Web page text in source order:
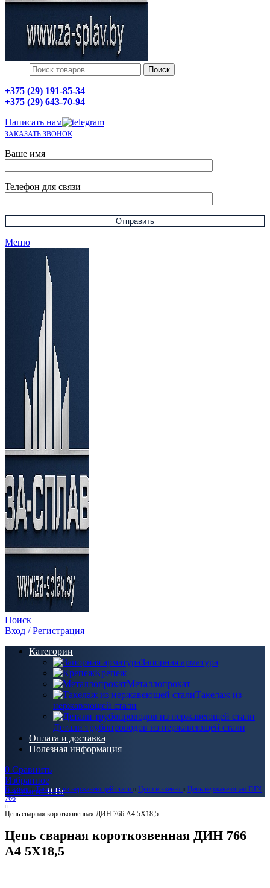
Поиск
+375 (29) 191-85-34
+375 (29) 643-70-94
Написать нам
ЗАКАЗАТЬ ЗВОНОК
Ваше имя
Телефон для связи
Меню
Поиск
Вход / Регистрация
Категории
Запорная арматура
Крепеж
Металлопрокат
Такелаж из
нержавеющей стали
Детали трубопроводов из нержавеющей стали
Оплата и доставка
Полезная информация
0 Сравнить
Избранное
0элемент 0Br
Главная Такелаж из нержавеющей стали Цепи и звенья
Цепь нержавеющая DIN
766
Цепь сварная короткозвенная ДИН 766 А4 5Х18,5
Цепь сварная короткозвенная ДИН 766
А4 5Х18,5